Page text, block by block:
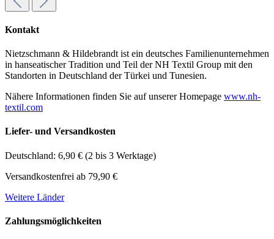
Kontakt
Nietzschmann & Hildebrandt ist ein deutsches Familienunternehmen
in hanseatischer Tradition und Teil der NH Textil Group mit den
Standorten in Deutschland der Türkei und Tunesien.
Nähere Informationen finden Sie auf unserer Homepage www.nh-
textil.com
Liefer- und Versandkosten
Deutschland: 6,90 € (2 bis 3 Werktage)
Versandkostenfrei ab 79,90 €
Weitere Länder
Zahlungsmöglichkeiten